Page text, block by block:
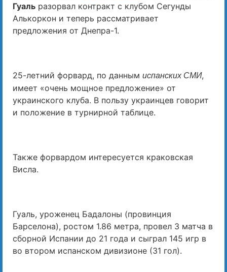
Гуаль разорвал контракт с клубом Сегунды
Алькоркон и теперь рассматривает
предложения от Днепра-1.
25-летний форвард, по данным испанских СМИ,
имеет «очень мощное предложение» от
украинского клуба. В пользу украинцев говорит
и положение в турнирной таблице.
Также форвардом интересуется краковская
Висла.
Гуаль, уроженец Бадалоны (провинция
Барселона), ростом 1.86 метра, провел 3 матча в
сборной Испании до 21 года и сыграл 145 игр в
во втором испанском дивизионе (31 гол).